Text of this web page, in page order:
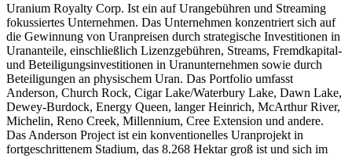
Uranium Royalty Corp. Ist ein auf Urangebühren und Streaming
fokussiertes Unternehmen. Das Unternehmen konzentriert sich auf
die Gewinnung von Uranpreisen durch strategische Investitionen in
Urananteile, einschließlich Lizenzgebühren, Streams, Fremdkapital-
und Beteiligungsinvestitionen in Uranunternehmen sowie durch
Beteiligungen an physischem Uran. Das Portfolio umfasst
Anderson, Church Rock, Cigar Lake/Waterbury Lake, Dawn Lake,
Dewey-Burdock, Energy Queen, langer Heinrich, McArthur River,
Michelin, Reno Creek, Millennium, Cree Extension und andere.
Das Anderson Project ist ein konventionelles Uranprojekt in
fortgeschrittenem Stadium, das 8.268 Hektar groß ist und sich im